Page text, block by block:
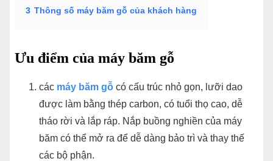
3 Thông số máy băm gỗ của khách hàng
Ưu điểm của máy băm gỗ
các máy băm gỗ có cấu trúc nhỏ gọn, lưỡi dao
được làm bằng thép carbon, có tuổi thọ cao, dễ
tháo rời và lắp ráp. Nắp buồng nghiền của máy
băm có thể mở ra để dễ dàng bảo trì và thay thế
các bộ phận.